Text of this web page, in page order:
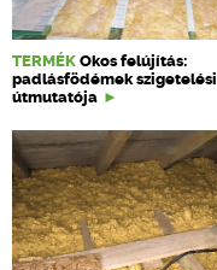
TERMÉK Okos felújítás:
padlásfödémek szigetelési
útmutatója